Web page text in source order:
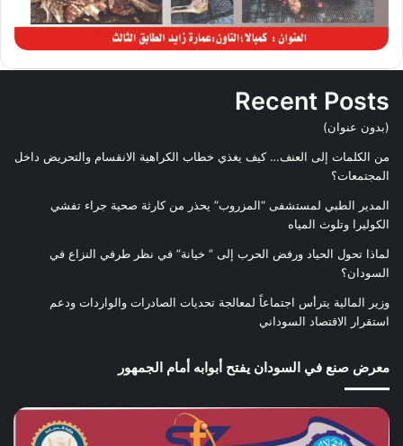
Recent Posts
(بدون عنوان)
من الكلمات إلى العنف… كيف يغذي خطاب الكراهية الانقسام والتحريض داخل
المجتمعات؟
المدير الطبي لمستشفى “المزروب” يحذر من كارثة صحية جراء تفشي
الكوليرا وتلوث المياه
لماذا تحول الحياد ورفض الحرب إلى ” خيانة” في نظر طرفي النزاع في
السودان؟
وزير المالية يترأس اجتماعاً لمعالجة تحديات الصادرات والواردات ودعم
استقرار الاقتصاد السوداني
معرض صنع في السودان يفتح أبوابه أمام الجمهور